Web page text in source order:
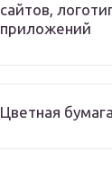
сайтов,
приложений
Цветная бумага